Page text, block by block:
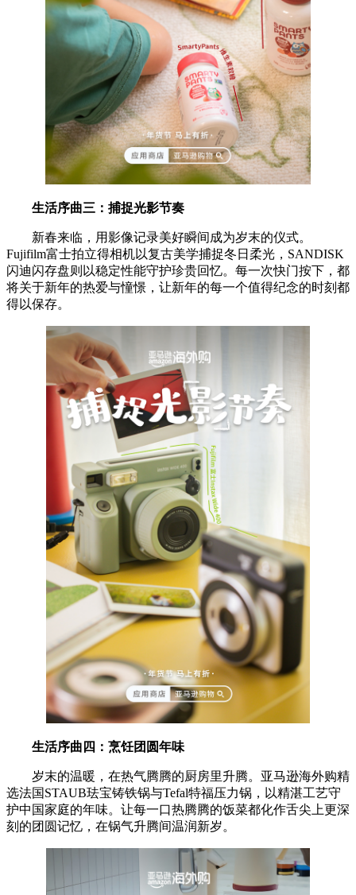
生活序曲三： 捕捉光影节奏
新春来临，用影像记录美好瞬间成为岁末的仪式。
Fujifilm富士拍立得相机以复古美学捕捉冬日柔光，SANDISK
闪迪闪存盘则以稳定性能守护珍贵回忆。每一次快门按下，都
将关于新年的热爱与憧憬，让新年的每一个值得纪念的时刻都
得以保存。
生活序曲四： 烹饪团圆年味
岁末的温暖，在热气腾腾的厨房里升腾。亚马逊海外购精
选法国STAUB珐宝铸铁锅与Tefal特福压力锅，以精湛工艺守
护中国家庭的年味。让每一口热腾腾的饭菜都化作舌尖上更深
刻的团圆记忆，在锅气升腾间温润新岁。